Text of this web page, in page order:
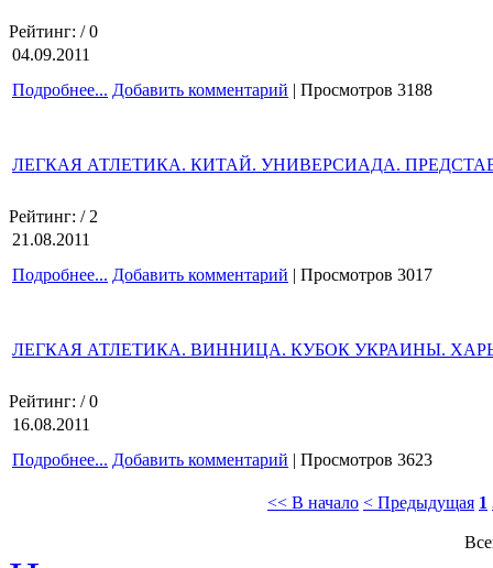
Рейтинг: / 0
04.09.2011
Подробнее... Добавить комментарий | Просмотров 3188
ЛЕГКАЯ АТЛЕТИКА. КИТАЙ. УНИВЕРСИАДА.
Рейтинг: / 2
21.08.2011
Подробнее... Добавить комментарий | Просмотров 3017
ЛЕГКАЯ АТЛЕТИКА. ВИННИЦА. КУБОК УКРАИНЫ.
Рейтинг: / 0
16.08.2011
Подробнее... Добавить комментарий | Просмотров 3623
<< В начало < Предыдущая 1